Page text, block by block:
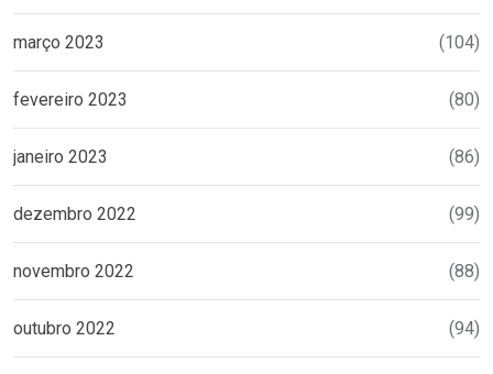
março 2023 (104)
fevereiro 2023 (80)
janeiro 2023 (86)
dezembro 2022 (99)
novembro 2022 (88)
outubro 2022 (94)